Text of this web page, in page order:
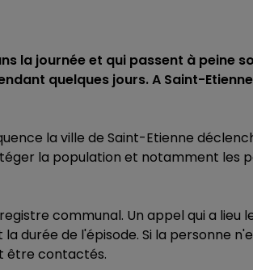
la journée et qui passent à peine
quelques jours. A Saint-
la ville de Saint-Etienne
la population et notamment les
communal. Un appel qui a lieu
durée de l'épisode. Si la personne
être contactés.